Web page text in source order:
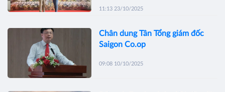
11:13 23/10/2025
Chân dung Tân Tổng giám đốc
Saigon Co.op
09:08 10/10/2025